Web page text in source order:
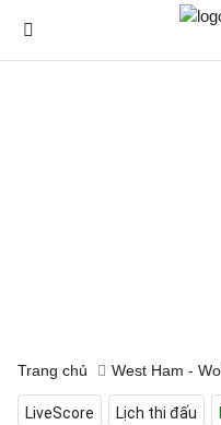
Trang chủ West Ham -
LiveScore Lịch thi đấu